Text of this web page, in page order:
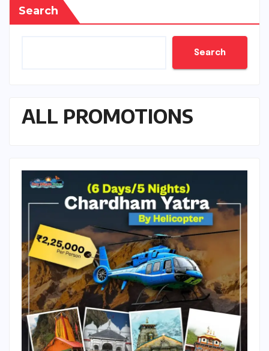
Search
Search
ALL PROMOTIONS